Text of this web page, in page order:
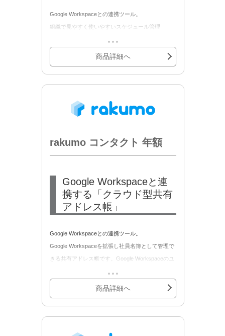
Google Workspaceとの連携ツール。
組織で見やすく使いやすいスケジュール管理
Google カレンダーを拡張して再デザイン。社内全
員のスケジュールを階層型組織で可視化します。
複数人でも見やすく、グループ（部署）、設備の
商品詳細へ
rakumo コンタクト 年額
Google Workspaceと連
携する「クラウド型共有
アドレス帳」
Google Workspaceとの連携ツール。
Google Workspaceを拡張し社員名簿として管理で
きる共有アドレス帳です。Google Workspaceのユ
取込み、組織の階層表示に対応します。
商品詳細へ